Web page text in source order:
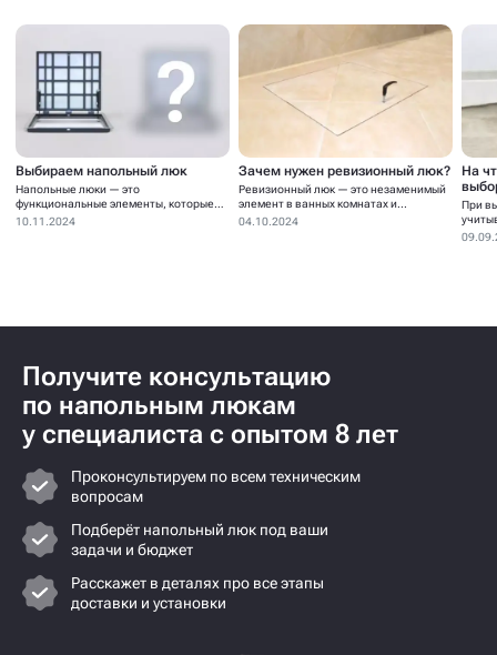
Выбираем напольный люк
Напольные люки — это
функциональные элементы, которые
устанавливаются для...
10.11.2024
Зачем нужен ревизионный люк?
Ревизионный люк — это незаменимый
элемент в ванных комнатах и...
04.10.2024
На
При
Получите консультацию
по напольным люкам
у специалиста с опытом 8 лет
Проконсультируем по всем техническим
вопросам
Подберёт напольный люк под ваши
задачи и бюджет
Расскажет в деталях про все этапы
доставки и установки